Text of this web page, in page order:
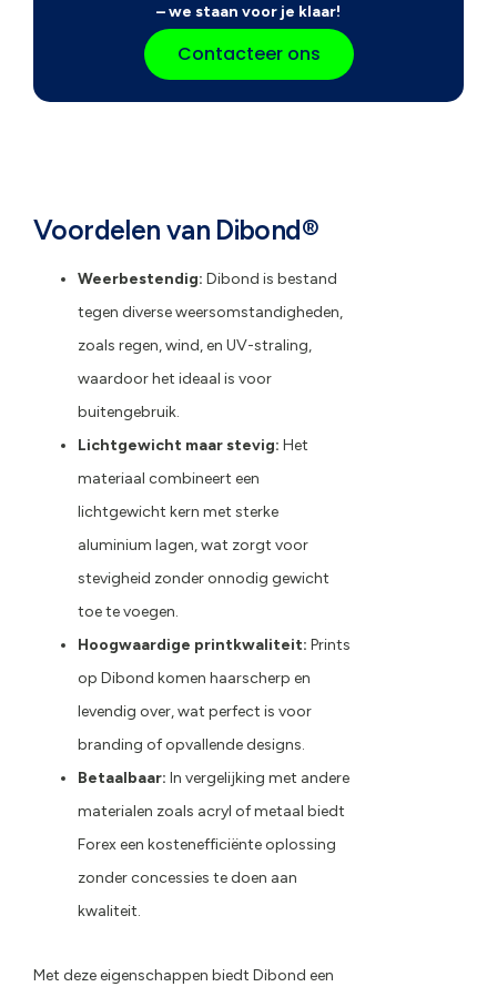
– we staan voor je klaar!
Contacteer ons
Voordelen van Dibond®
Weerbestendig: Dibond is bestand
tegen diverse weersomstandigheden,
zoals regen, wind, en UV-straling,
waardoor het ideaal is voor
buitengebruik.
Lichtgewicht maar stevig: Het
materiaal combineert een
lichtgewicht kern met sterke
aluminium lagen, wat zorgt voor
stevigheid zonder onnodig gewicht
toe te voegen.
Hoogwaardige printkwaliteit: Prints
op Dibond komen haarscherp en
levendig over, wat perfect is voor
branding of opvallende designs.
Betaalbaar: In vergelijking met andere
materialen zoals acryl of metaal biedt
Forex een kostenefficiënte oplossing
zonder concessies te doen aan
kwaliteit.
Met deze eigenschappen biedt Dibond een